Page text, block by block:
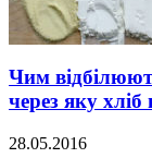
Чим
через яку хліб
28.05.2016